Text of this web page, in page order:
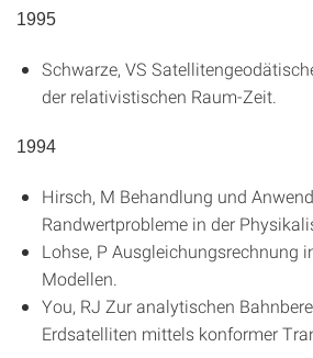
1995
Schwarze, VS
der relativistischen Raum-Zeit
1994
Hirsch, M Behandlung und
Randwertprobleme in der
Lohse, P Ausgleichungsrechnung
Modellen
You, RJ Zur analytischen
Erdsatelliten mittels konformer